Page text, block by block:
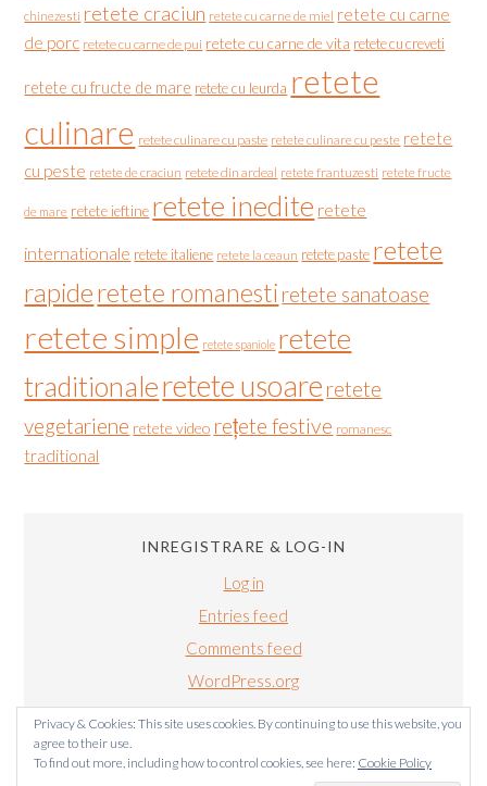
chinezesti retete craciun retete cu carne de miel retete cu carne
de porc retete cu carne de pui retete cu carne de vita retete cu creveti
retete cu fructe de mare retete cu leurda retete
culinare retete culinare cu paste retete culinare cu peste retete
cu peste retete de craciun retete din ardeal retete frantuzesti retete fructe
de mare retete ieftine retete inedite retete
internationale retete italiene retete la ceaun retete paste retete
rapideretete romanesti retete sanatoase
retete simple retete spaniole retete
traditionaleretete usoare retete
vegetariene retete video rețete festive romanesc
traditional
INREGISTRARE & LOG-IN
Log in
Entries feed
Comments feed
WordPress.org
Privacy & Cookies: This site uses cookies. By continuing to use this website, you
agree to their use.
To find out more, including how to control cookies, see here: Cookie Policy